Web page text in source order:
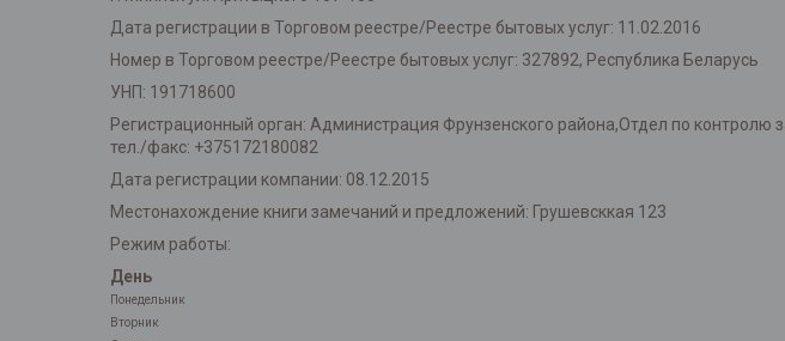
Дата регистрации в Торговом реестре/Реестре бытовых услуг: 11.02.2016
Номер в Торговом реестре/Реестре бытовых услуг: 327892, Республика Беларусь
УНП: 191718600
Регистрационный орган: Администрация Фрунзенского района,Отдел по контролю
тел./факс: +375172180082
Дата регистрации компании: 08.12.2015
Местонахождение книги замечаний и предложений: Грушевсккая 123
Режим работы:
День
Понедельник
Вторник